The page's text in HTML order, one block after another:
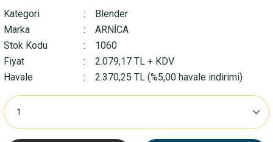
Kategori
Blender
Marka
ARNİCA
Stok Kodu
1060
Fiyat
2.079,17 TL + KDV
Havale
2.370,25 TL (%5,00 havale indirimi)